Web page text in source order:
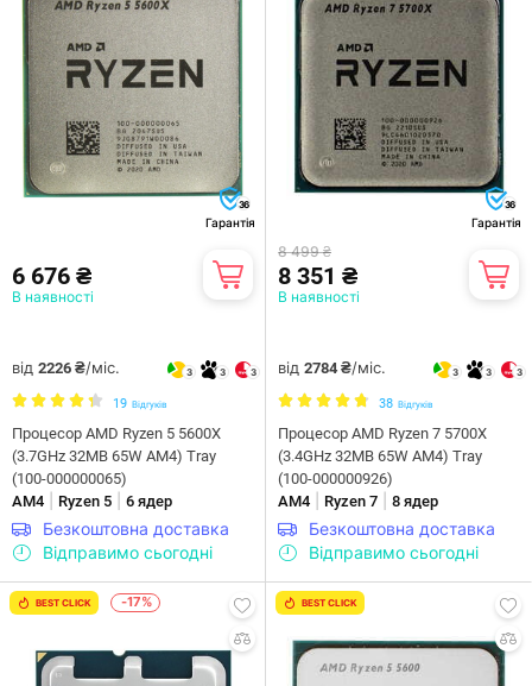
36
Гарантія
6 676 ₴
В наявності
від 2226 ₴/міс. 3 3 3
19 Відгуків
Процесор AMD Ryzen 5 5600X
(3.7GHz 32MB 65W AM4) Tray
(100-000000065)
AM4
Ryzen 5 6 ядер
Безкоштовна доставка
Відправимо сьогодні
36
Гарантія
8 499 ₴
8 351 ₴
В наявності
від 2784 ₴/міс. 3 3 3
38 Відгуків
Процесор AMD Ryzen 7 5700X
(3.4GHz 32MB 65W AM4) Tray
(100-000000926)
AM4
Ryzen 7 8 ядер
Безкоштовна доставка
Відправимо сьогодні
BEST CLICK -17% BEST CLICK